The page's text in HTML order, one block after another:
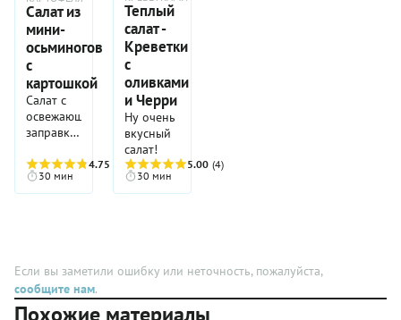
интересным
сочетанием
ингредиентов.
Салат из
мини-
осьминогов
с
картошкой
Салат с
освежающей
заправкой
хорош на
ужин в
конце
4.75
(4)
30 мин
Теплый
салат -
Креветки
с
оливками
и Черри
Ну очень
вкусный
салат!
5.00 (4)
30 мин
Если вы заметили ошибку или неточность, пожалуйста,
сообщите нам.
Похожие материалы